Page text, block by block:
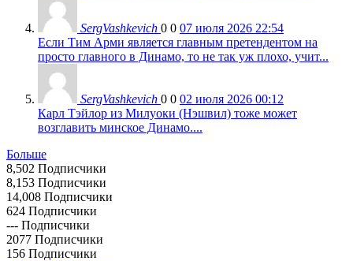
SergVashkevich 0 0 07 июля 2026 22:54
Если Тим Арми является главным претендентом на
просто главного в Динамо, то не так уж плохо, учит...
SergVashkevich 0 0 02 июля 2026 00:12
Карл Тэйлор из Милуоки (Нэшвил) тоже может
возглавить минское Динамо....
Больше
8,502 Подписчики
8,153 Подписчики
14,008 Подписчики
624 Подписчики
--- Подписчики
2077 Подписчики
156 Подписчики